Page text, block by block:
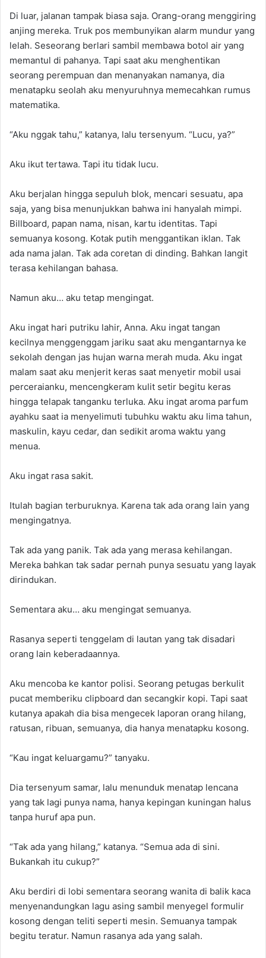
Di luar, jalanan tampak biasa saja. Orang-orang menggiring
anjing mereka. Truk pos membunyikan alarm mundur yang
lelah. Seseorang berlari sambil membawa botol air yang
memantul di pahanya. Tapi saat aku menghentikan
seorang perempuan dan menanyakan namanya, dia
menatapku seolah aku menyuruhnya memecahkan rumus
matematika.
“Aku nggak tahu,” katanya, lalu tersenyum. “Lucu, ya?”
Aku ikut tertawa. Tapi itu tidak lucu.
Aku berjalan hingga sepuluh blok, mencari sesuatu, apa
saja, yang bisa menunjukkan bahwa ini hanyalah mimpi.
Billboard, papan nama, nisan, kartu identitas. Tapi
semuanya kosong. Kotak putih menggantikan iklan. Tak
ada nama jalan. Tak ada coretan di dinding. Bahkan langit
terasa kehilangan bahasa.
Namun aku… aku tetap mengingat.
Aku ingat hari putriku lahir, Anna. Aku ingat tangan
kecilnya menggenggam jariku saat aku mengantarnya ke
sekolah dengan jas hujan warna merah muda. Aku ingat
malam saat aku menjerit keras saat menyetir mobil usai
perceraianku, mencengkeram kulit setir begitu keras
hingga telapak tanganku terluka. Aku ingat aroma parfum
ayahku saat ia menyelimuti tubuhku waktu aku lima tahun,
maskulin, kayu cedar, dan sedikit aroma waktu yang
menua.
Aku ingat rasa sakit.
Itulah bagian terburuknya. Karena tak ada orang lain yang
mengingatnya.
Tak ada yang panik. Tak ada yang merasa kehilangan.
Mereka bahkan tak sadar pernah punya sesuatu yang layak
dirindukan.
Sementara aku… aku mengingat semuanya.
Rasanya seperti tenggelam di lautan yang tak disadari
orang lain keberadaannya.
Aku mencoba ke kantor polisi. Seorang petugas berkulit
pucat memberiku clipboard dan secangkir kopi. Tapi saat
kutanya apakah dia bisa mengecek laporan orang hilang,
ratusan, ribuan, semuanya, dia hanya menatapku kosong.
“Kau ingat keluargamu?” tanyaku.
Dia tersenyum samar, lalu menunduk menatap lencana
yang tak lagi punya nama, hanya kepingan kuningan halus
tanpa huruf apa pun.
“Tak ada yang hilang,” katanya. “Semua ada di sini.
Bukankah itu cukup?”
Aku berdiri di lobi sementara seorang wanita di balik kaca
menyenandungkan lagu asing sambil menyegel formulir
kosong dengan teliti seperti mesin. Semuanya tampak
begitu teratur. Namun rasanya ada yang salah.